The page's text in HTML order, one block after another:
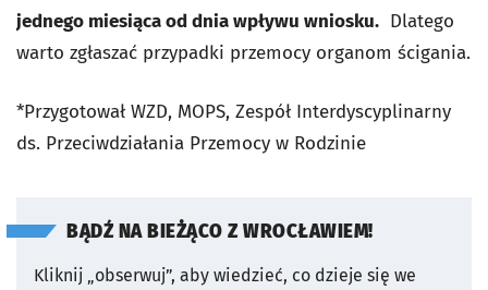
jednego miesiąca od dnia wpływu wniosku. Dlatego
warto zgłaszać przypadki przemocy organom ścigania.
*Przygotował WZD, MOPS, Zespół Interdyscyplinarny
ds. Przeciwdziałania Przemocy w Rodzinie
BĄDŹ NA BIEŻĄCO Z WROCŁAWIEM!
Kliknij „obserwuj”, aby wiedzieć, co dzieje się we